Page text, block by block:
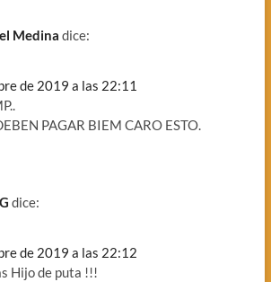
Medina dice:
de 2019 a las 22:11
PAGAR BIEM CARO ESTO.
dice:
de 2019 a las 22:12
Hijo de puta !!!